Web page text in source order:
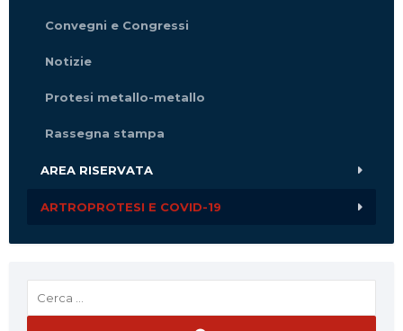
Convegni e Congressi
Notizie
Protesi metallo-metallo
Rassegna stampa
AREA RISERVATA
ARTROPROTESI E COVID-19